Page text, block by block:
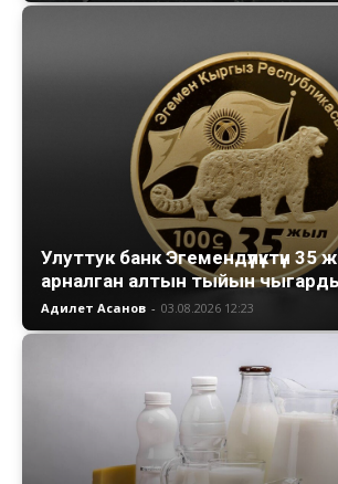
Улуттук банк Эгемендүүлүктүн
арналган алтын тыйын
Адилет Асанов - 03.08.2026 12:23